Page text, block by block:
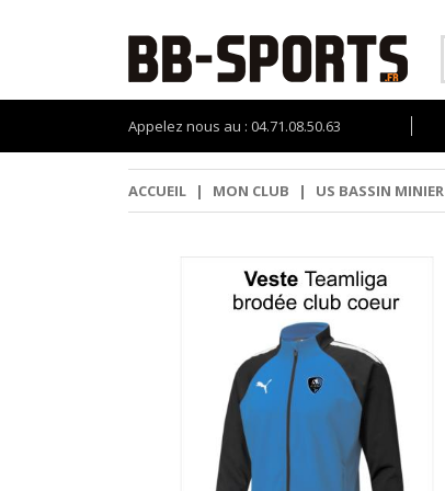
Appelez nous au : 04.71.08.50.63
ACCUEIL | MON CLUB | US BASSIN MINIER